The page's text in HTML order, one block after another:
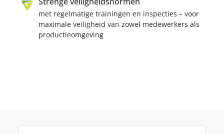
met regelmatige trainingen en inspecties – voor
maximale veiligheid van zowel medewerkers als
productieomgeving